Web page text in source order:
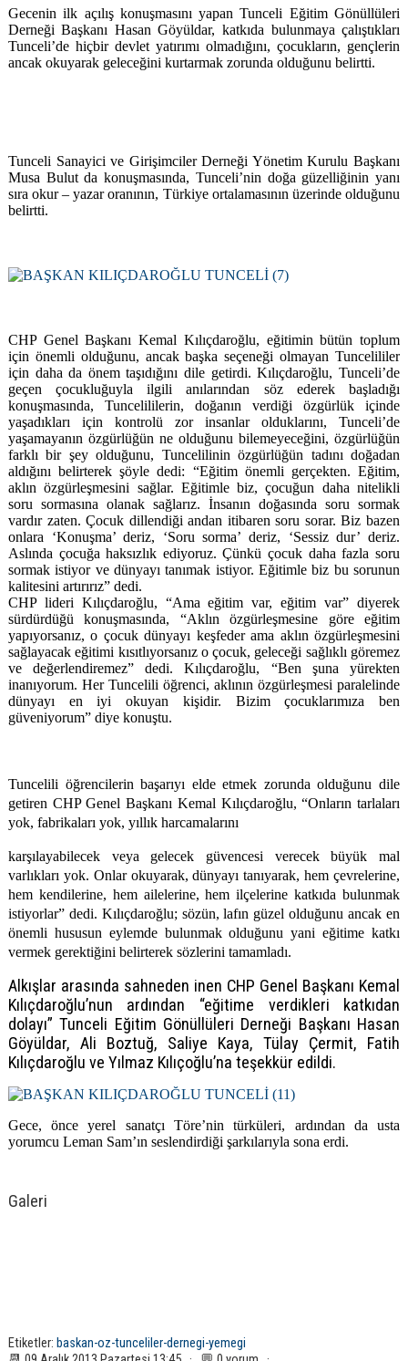
Gecenin ilk açılış konuşmasını yapan Tunceli Eğitim Gönüllüleri
Derneği Başkanı Hasan Göyüldar, katkıda bulunmaya çalıştıkları
Tunceli’de hiçbir devlet yatırımı olmadığını, çocukların, gençlerin
ancak okuyarak geleceğini kurtarmak zorunda olduğunu belirtti.
Tunceli Sanayici ve Girişimciler Derneği Yönetim Kurulu Başkanı
Musa Bulut da konuşmasında, Tunceli’nin doğa güzelliğinin yanı
sıra okur – yazar oranının, Türkiye ortalamasının üzerinde olduğunu
belirtti.
CHP Genel Başkanı Kemal Kılıçdaroğlu, eğitimin bütün toplum
için önemli olduğunu, ancak başka seçeneği olmayan Tuncelililer
için daha da önem taşıdığını dile getirdi. Kılıçdaroğlu, Tunceli’de
geçen çocukluğuyla ilgili anılarından söz ederek başladığı
konuşmasında, Tuncelililerin, doğanın verdiği özgürlük içinde
yaşadıkları için kontrolü zor insanlar olduklarını, Tunceli’de
yaşamayanın özgürlüğün ne olduğunu bilemeyeceğini, özgürlüğün
farklı bir şey olduğunu, Tuncelilinin özgürlüğün tadını doğadan
aldığını belirterek şöyle dedi: “Eğitim önemli gerçekten. Eğitim,
aklın özgürleşmesini sağlar. Eğitimle biz, çocuğun daha nitelikli
soru sormasına olanak sağlarız. İnsanın doğasında soru sormak
vardır zaten. Çocuk dillendiği andan itibaren soru sorar. Biz bazen
onlara ‘Konuşma’ deriz, ‘Soru sorma’ deriz, ‘Sessiz dur’ deriz.
Aslında çocuğa haksızlık ediyoruz. Çünkü çocuk daha fazla soru
sormak istiyor ve dünyayı tanımak istiyor. Eğitimle biz bu sorunun
kalitesini artırırız” dedi.
CHP lideri Kılıçdaroğlu, “Ama eğitim var, eğitim var” diyerek
sürdürdüğü konuşmasında, “Aklın özgürleşmesine göre eğitim
yapıyorsanız, o çocuk dünyayı keşfeder ama aklın özgürleşmesini
sağlayacak eğitimi kısıtlıyorsanız o çocuk, geleceği sağlıklı göremez
ve değerlendiremez” dedi. Kılıçdaroğlu, “Ben şuna yürekten
inanıyorum. Her Tuncelili öğrenci, aklının özgürleşmesi paralelinde
dünyayı en iyi okuyan kişidir. Bizim çocuklarımıza ben
güveniyorum” diye konuştu.
Tuncelili öğrencilerin başarıyı elde etmek zorunda olduğunu dile
getiren CHP Genel Başkanı Kemal Kılıçdaroğlu, “Onların tarlaları
yok, fabrikaları yok, yıllık harcamalarını
karşılayabilecek veya gelecek güvencesi verecek büyük mal
varlıkları yok. Onlar okuyarak, dünyayı tanıyarak, hem çevrelerine,
hem kendilerine, hem ailelerine, hem ilçelerine katkıda bulunmak
istiyorlar” dedi. Kılıçdaroğlu; sözün, lafın güzel olduğunu ancak en
önemli hususun eylemde bulunmak olduğunu yani eğitime katkı
vermek gerektiğini belirterek sözlerini tamamladı.
Alkışlar arasında sahneden inen CHP Genel Başkanı Kemal
Kılıçdaroğlu’nun ardından “eğitime verdikleri katkıdan
dolayı” Tunceli Eğitim Gönüllüleri Derneği Başkanı Hasan
Göyüldar, Ali Boztuğ, Saliye Kaya, Tülay Çermit, Fatih
Kılıçdaroğlu ve Yılmaz Kılıçoğlu’na teşekkür edildi.
Gece, önce yerel sanatçı Töre’nin türküleri, ardından da usta
yorumcu Leman Sam’ın seslendirdiği şarkılarıyla sona erdi.
Galeri
Etiketler: baskan-oz-tunceliler-dernegi-yemegi